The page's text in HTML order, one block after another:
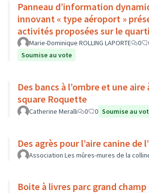
Panneau d’information
innovant « type aéroport »
activités proposées sur le
Rambert Ile Barbe
Marie-Dominique ROLLING LAPORTE 0
Soumise au vote
Des bancs à l’ombre et une aire
square Roquette
Catherine Meralli 0 0 Soumise au
Des agrès pour l’aire canine de
Association Les mûres-mures de la
Boite à livres parc grand champ